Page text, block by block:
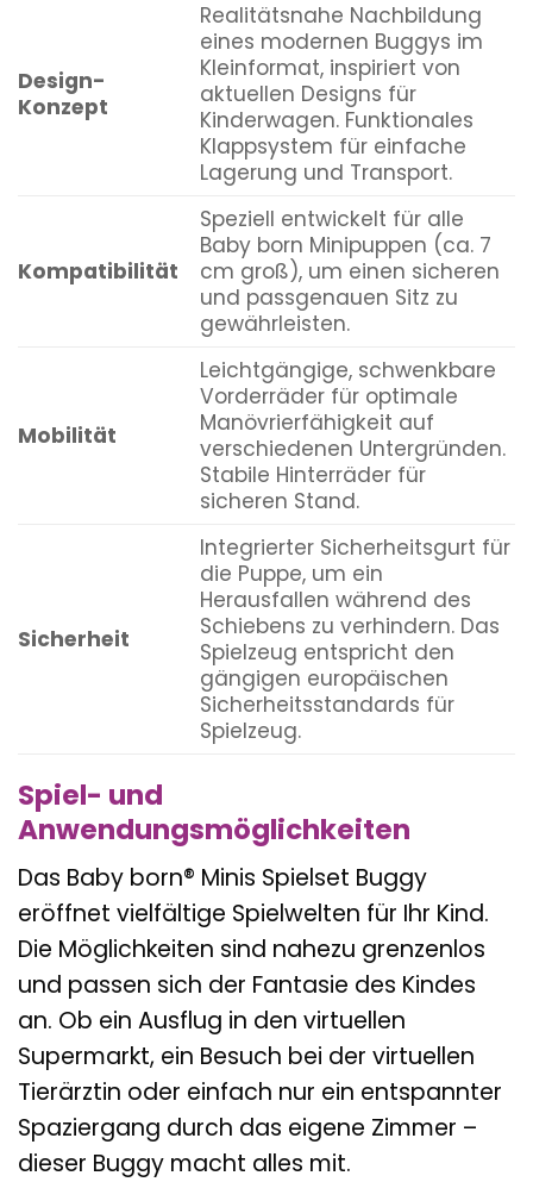
Design-
Konzept
Realitätsnahe Nachbildung
eines modernen Buggys im
Kleinformat, inspiriert von
aktuellen Designs für
Kinderwagen. Funktionales
Klappsystem für einfache
Lagerung und Transport.
Kompatibilität
Speziell entwickelt für alle
Baby born Minipuppen (ca. 7
cm groß), um einen sicheren
und passgenauen Sitz zu
gewährleisten.
Mobilität
Leichtgängige, schwenkbare
Vorderräder für optimale
Manövrierfähigkeit auf
verschiedenen Untergründen.
Stabile Hinterräder für
sicheren Stand.
Sicherheit
Integrierter Sicherheitsgurt für
die Puppe, um ein
Herausfallen während des
Schiebens zu verhindern. Das
Spielzeug entspricht den
gängigen europäischen
Sicherheitsstandards für
Spielzeug.
Spiel- und
Anwendungsmöglichkeiten
Das Baby born® Minis Spielset Buggy
eröffnet vielfältige Spielwelten für Ihr Kind.
Die Möglichkeiten sind nahezu grenzenlos
und passen sich der Fantasie des Kindes
an. Ob ein Ausflug in den virtuellen
Supermarkt, ein Besuch bei der virtuellen
Tierärztin oder einfach nur ein entspannter
Spaziergang durch das eigene Zimmer –
dieser Buggy macht alles mit.